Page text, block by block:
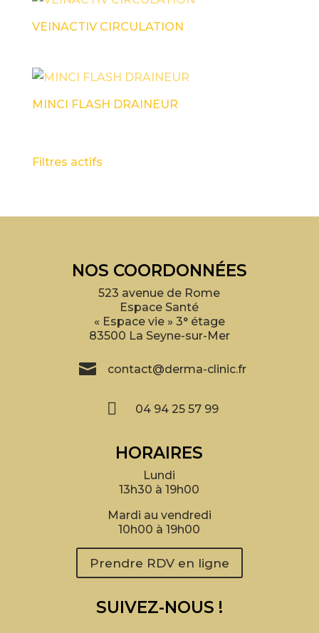
VEINACTIV CIRCULATION
MINCI FLASH DRAINEUR
Filtres actifs
NOS COORDONNÉES
523 avenue de Rome
Espace Santé
« Espace vie » 3° étage
83500 La Seyne-sur-Mer
 contact@derma-clinic.fr
 04 94 25 57 99
HORAIRES
Lundi
13h30 à 19h00
Mardi au vendredi
10h00 à 19h00
Prendre RDV en ligne
SUIVEZ-NOUS !